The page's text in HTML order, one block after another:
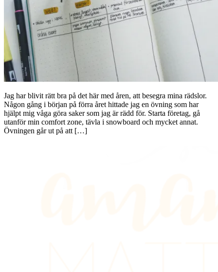
Jag har blivit rätt bra på det här med åren, att besegra mina rädslor.
Någon gång i början på förra året hittade jag en övning som har
hjälpt mig våga göra saker som jag är rädd för. Starta företag, gå
utanför min comfort zone, tävla i snowboard och mycket annat.
Övningen går ut på att […]